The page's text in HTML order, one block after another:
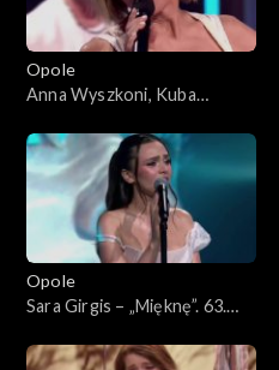
Opole
Anna Wyszkoni, Kuba
63. KFPP: Koncert „Debiuty”
Opole
Sara Girgis – „Mięknę”. 63.